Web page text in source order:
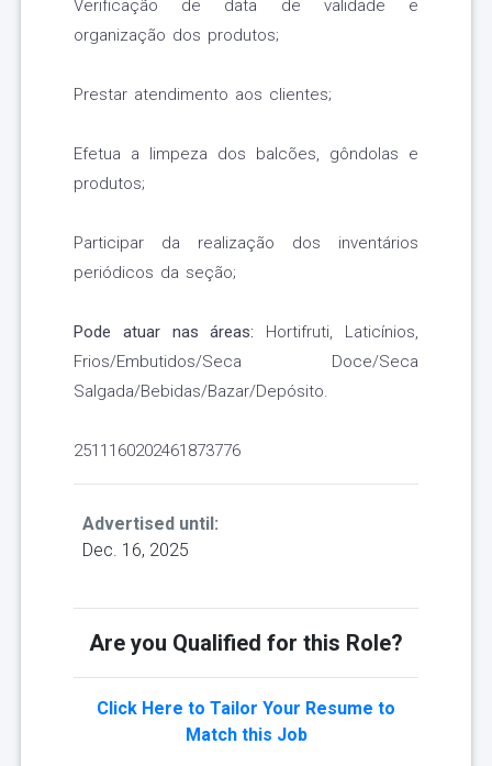
Verificação de data de validade e
organização dos produtos;
Prestar atendimento aos clientes;
Efetua a limpeza dos balcões, gôndolas e
produtos;
Participar da realização dos inventários
periódicos da seção;
Pode atuar nas áreas: Hortifruti, Laticínios,
Frios/Embutidos/Seca Doce/Seca
Salgada/Bebidas/Bazar/Depósito.
2511160202461873776
Advertised until:
Dec. 16, 2025
Are you Qualified for this Role?
Click Here to Tailor Your Resume to
Match this Job